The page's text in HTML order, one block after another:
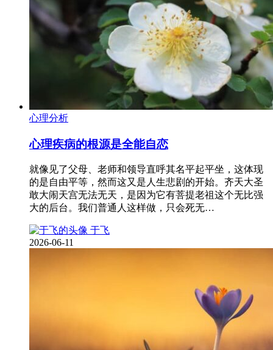
心理分析
心理疾病的根源是全能自恋
就像见了父母、老师和领导直呼其名平起平坐，这体现
的是自由平等，然而这又是人生悲剧的开始。齐天大圣
敢大闹天宫无法无天，是因为它有菩提老祖这个无比强
大的后台。我们普通人这样做，只会死无…
于飞
2026-06-11